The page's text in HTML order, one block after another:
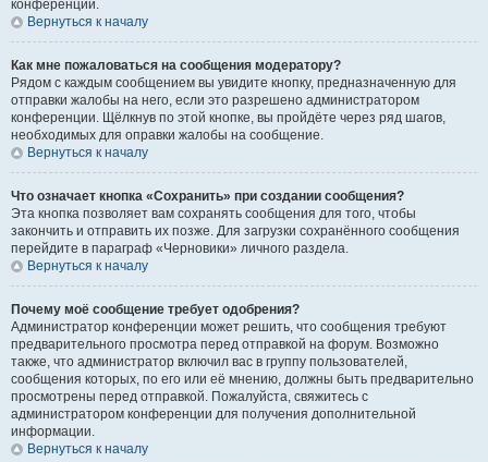
конференции.
Вернуться к началу
Как мне пожаловаться на сообщения модератору?
Рядом с каждым сообщением вы увидите кнопку, предназначенную для
отправки жалобы на него, если это разрешено администратором
конференции. Щёлкнув по этой кнопке, вы пройдёте через ряд шагов,
необходимых для оправки жалобы на сообщение.
Вернуться к началу
Что означает кнопка «Сохранить» при создании сообщения?
Эта кнопка позволяет вам сохранять сообщения для того, чтобы
закончить и отправить их позже. Для загрузки сохранённого сообщения
перейдите в параграф «Черновики» личного раздела.
Вернуться к началу
Почему моё сообщение требует одобрения?
Администратор конференции может решить, что сообщения требуют
предварительного просмотра перед отправкой на форум. Возможно
также, что администратор включил вас в группу пользователей,
сообщения которых, по его или её мнению, должны быть предварительно
просмотрены перед отправкой. Пожалуйста, свяжитесь с
администратором конференции для получения дополнительной
информации.
Вернуться к началу